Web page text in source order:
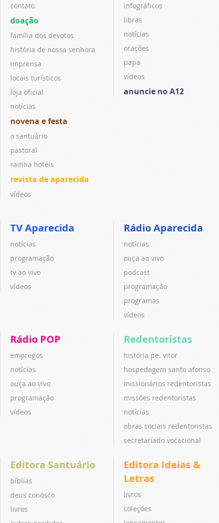
contato
doação
família dos devotos
história de nossa senhora
imprensa
locais turísticos
loja oficial
notícias
novena e festa
o santuário
pastoral
rainha hotéis
revista de aparecida
vídeos
infográficos
libras
notícias
orações
papa
vídeos
anuncie no A12
TV Aparecida
notícias
programação
tv ao vivo
vídeos
Rádio Aparecida
notícias
ouça ao vivo
podcast
programação
programas
vídeos
Rádio POP
empregos
notícias
ouça ao vivo
programação
vídeos
Redentoristas
história pe. vitor
hospedagem santo afonso
missionários redentoristas
missões redentoristas
notícias
obras sociais redentoristas
secretariado vocacional
Editora Santuário
bíblias
deus conosco
livros
Editora Ideias &
Letras
livros
coleções